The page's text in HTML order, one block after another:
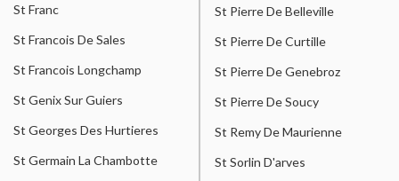
St Franc
St Francois De Sales
St Francois Longchamp
St Genix Sur Guiers
St Georges Des Hurtieres
St Germain La Chambotte
St Pierre De Belleville
St Pierre De Curtille
St Pierre De Genebroz
St Pierre De Soucy
St Remy De Maurienne
St Sorlin D'arves